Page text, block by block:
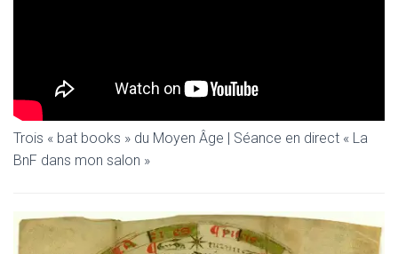
Trois « bat books » du Moyen Âge | Séance en direct « La
BnF dans mon salon »